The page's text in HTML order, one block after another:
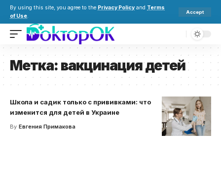
By using this site, you agree to the Privacy Policy and Terms
of Use.
Accept
Метка: вакцинация детей
Школа и садик только с прививками: что
изменится для детей в Украине
By Евгения Примакова